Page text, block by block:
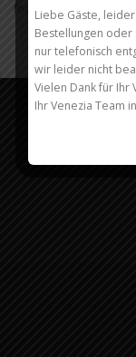
foolish. Multi line
Liebe Gäste,
Bestellungen oder
nur telefonisch
wir leider nicht
Vielen Dank für Ihr
Ihr Venezia Team